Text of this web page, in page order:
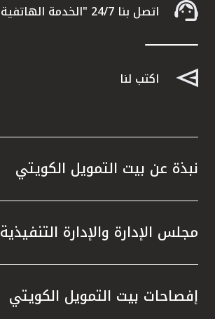
اتصل بنا 24/7 "الخدمة الهاتفية" 1803333
اكتب لنا
نبذة عن بيت التمويل الكويتي
مجلس الإدارة والإدارة التنفيذية
إفصاحات بيت التمويل الكويتي